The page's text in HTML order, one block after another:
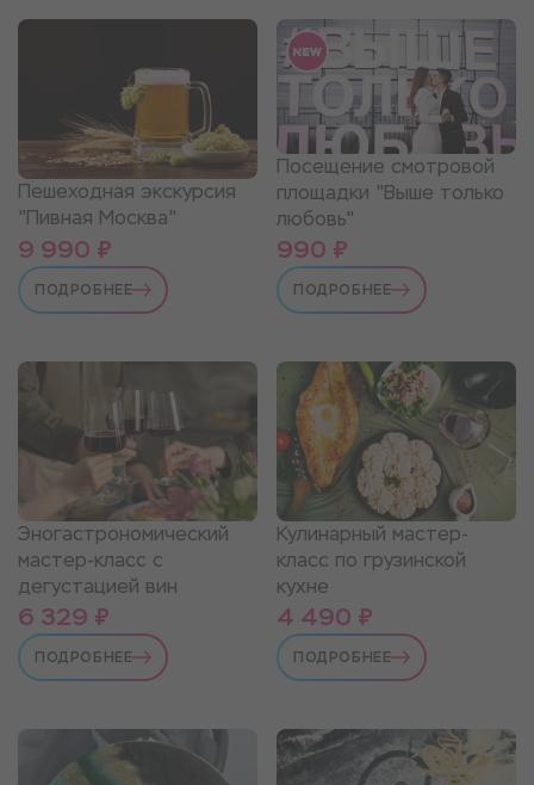
Пешеходная экскурсия
"Пивная Москва"
9 990 ₽
ПОДРОБНЕЕ
Посещение смотровой
площадки "Выше только
любовь"
990 ₽
ПОДРОБНЕЕ
Эногастрономический
мастер-класс с
дегустацией вин
6 329 ₽
ПОДРОБНЕЕ
Кулинарный мастер-
класс по грузинской
кухне
4 490 ₽
ПОДРОБНЕЕ